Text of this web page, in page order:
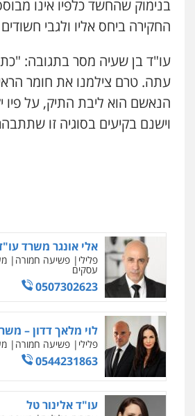
פלילי צבאי מעצרים
0547342002
עו"ד אלון קריטי
0546470989
עו"ד זוהר ארבל
פלילי פשיעה חמורה
קטינים
עו"ד אסף דוק
חמורה חקירות ומעצרים
0526885006
בנימוק שהחשד כלפיו אינו
החקירה ביחס אליו ולגבי
עו"ד בן שעיה מסר בתגובה:
עתה. טרם צילמנו את חומר
הנאשם הוא ליבת התיק, על פיו
וישנם בקיעים בסוגיה זו
קורל קרוז – עורך דין
משפט פלילי
עו"ד עלי סעדי
פלילי פשיעה חמורה
ומעצרים
0508824984
אלי אונגר משרד
פלילי פשיעה חמורה
עסקים
0507302623
לוי מלאך דדון –
פלילי פשיעה חמורה
0544231863
עו"ד אלינור טל